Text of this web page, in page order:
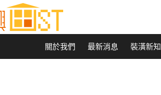
關於我們 最新消息 裝潢新知